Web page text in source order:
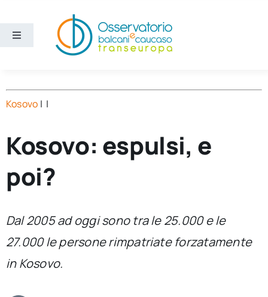
contenuto
Toggle
Temi
Ricerca e divulgazione
Sezioni
Chi siamo
Cerca
Kosovo | |
Kosovo: espulsi, e
poi?
Dal 2005 ad oggi sono tra le 25.000 e le
27.000 le persone rimpatriate forzatamente
in Kosovo.